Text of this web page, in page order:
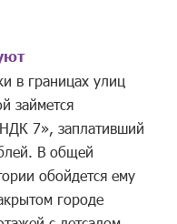
в границах улиц
займется
7», заплативший
В общей
обойдется ему
городе